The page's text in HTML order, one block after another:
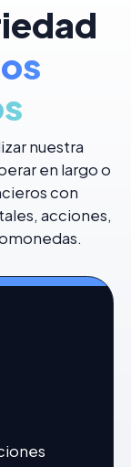
nuestra
en largo o
con
acciones,